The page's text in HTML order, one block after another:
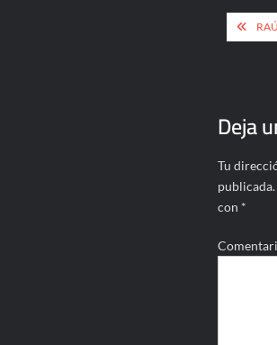
de
Deja
Tu
publicada.
con *